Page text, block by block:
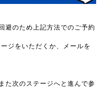
避のため上記方法でのご予約
ジをいただくか、メールを
た次のステージへと進んで参